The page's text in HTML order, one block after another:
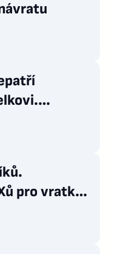
pro vratky